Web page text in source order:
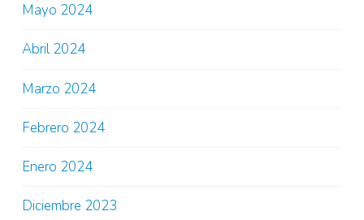
Mayo 2024
Abril 2024
Marzo 2024
Febrero 2024
Enero 2024
Diciembre 2023